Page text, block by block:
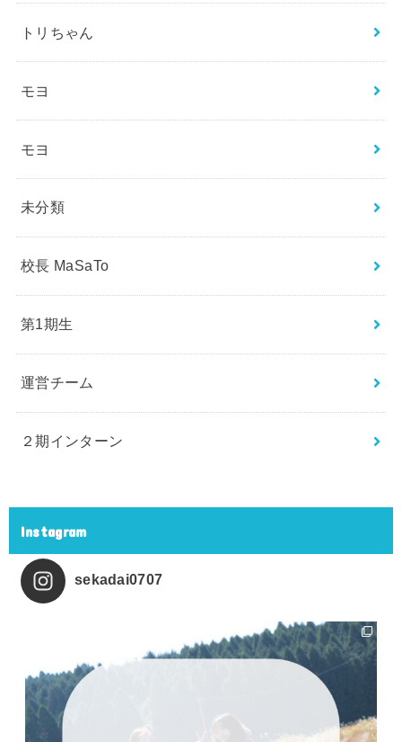
トリちゃん
モヨ
モヨ
未分類
校長 MaSaTo
第1期生
運営チーム
２期インターン
Instagram
sekadai0707